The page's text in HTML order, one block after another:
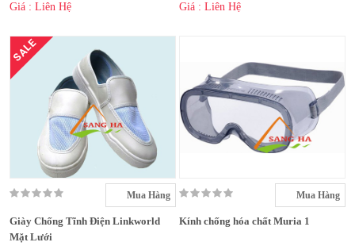
Giá : Liên Hệ Giá : Liên Hệ
SALE
Mua Hàng
Giày Chống Tĩnh Điện Linkworld
Mặt Lưới
Mua Hàng
Kính chống hóa chất Muria 1